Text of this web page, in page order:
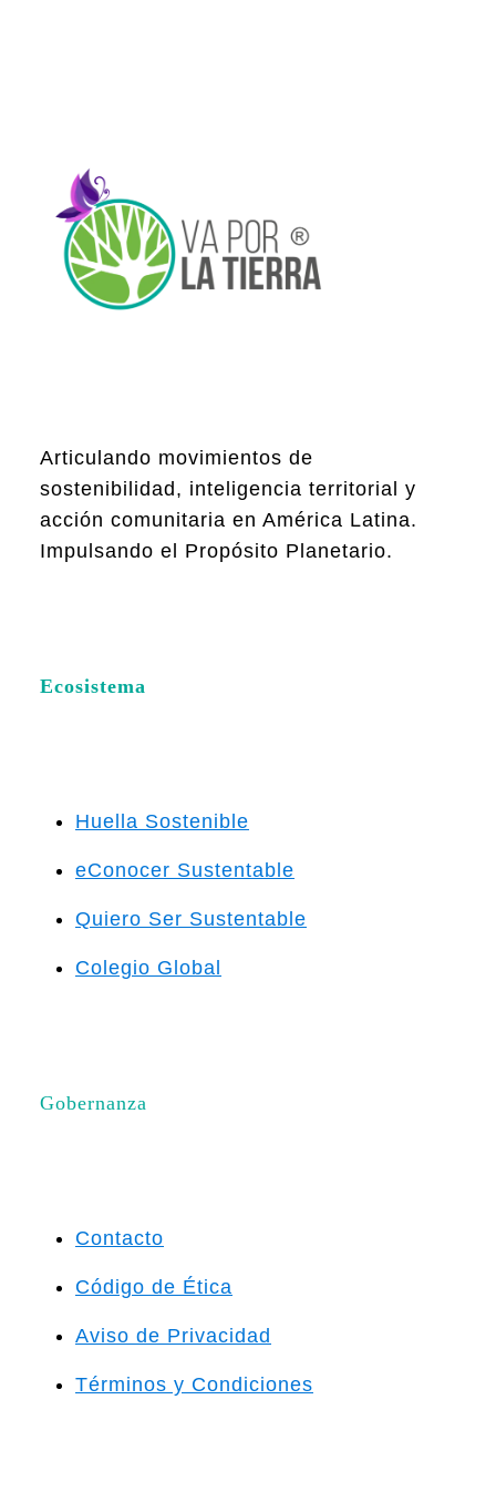
Articulando movimientos de
sostenibilidad, inteligencia territorial y
acción comunitaria en América Latina.
Impulsando el Propósito Planetario.
Ecosistema
Huella Sostenible
eConocer Sustentable
Quiero Ser Sustentable
Colegio Global
Gobernanza
Contacto
Código de Ética
Aviso de Privacidad
Términos y Condiciones